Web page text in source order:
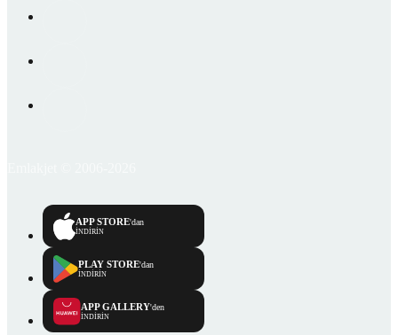
APP STORE'dan
İNDİRİN
PLAY STORE'dan
İNDİRİN
APP GALLERY'den
İNDİRİN